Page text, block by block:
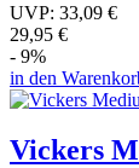
UVP: 33,09 €
29,95 €
- 9%
in den
Vickers